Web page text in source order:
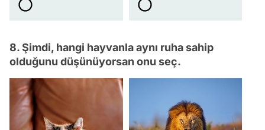
8. Şimdi, hangi hayvanla aynı ruha sahip
olduğunu düşünüyorsan onu seç.